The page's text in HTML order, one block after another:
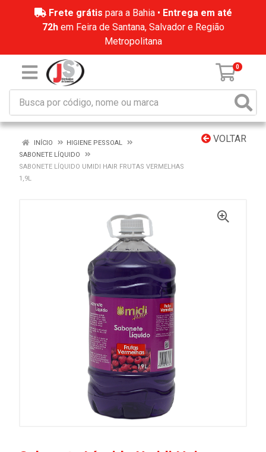
Frete grátis para a Bahia • Entrega em até
72hem Feira de Santana, Salvador e Região
Metropolitana
0
VOLTAR
INÍCIO
HIGIENE PESSOAL
SABONETE LÍQUIDO
SABONETE LÍQUIDO UMIDI HAIR FRUTAS VERMELHAS
1,9L